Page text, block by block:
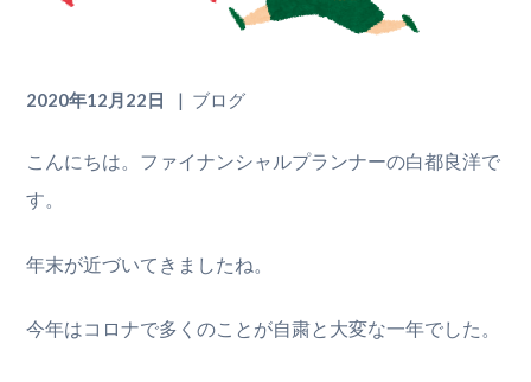
2020年12月22日 ブログ
こんにちは。ファイナンシャルプランナーの白都良洋で
す。
年末が近づいてきましたね。
今年はコロナで多くのことが自粛と大変な一年でした。